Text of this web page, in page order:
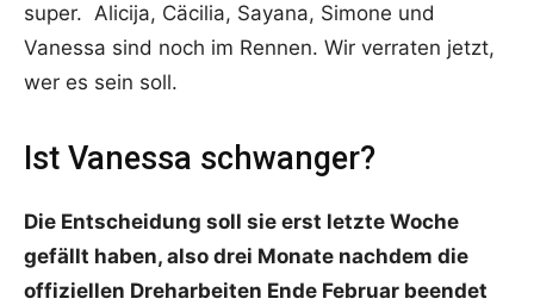
super. Alicija, Cäcilia, Sayana, Simone und
Vanessa sind noch im Rennen. Wir verraten jetzt,
wer es sein soll.
Ist Vanessa schwanger?
Die Entscheidung soll sie erst letzte Woche
gefällt haben, also drei Monate nachdem die
offiziellen Dreharbeiten Ende Februar beendet